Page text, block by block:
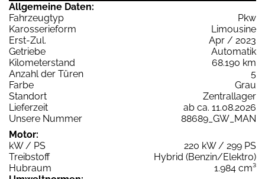
Allgemeine Daten:
Fahrzeugtyp
Pkw
Karosserieform
Limousine
Erst-Zul.
Apr / 2023
Getriebe
Automatik
Kilometerstand
68.190 km
Anzahl der Türen
5
Farbe
Grau
Standort
Zentrallager
Lieferzeit
ab ca. 11.08.2026
Unsere Nummer
88689_GW_MAN
Motor:
kW / PS
220 kW / 299 PS
Treibstoff
Hybrid (Benzin/Elektro)
Hubraum
1.984 cm³